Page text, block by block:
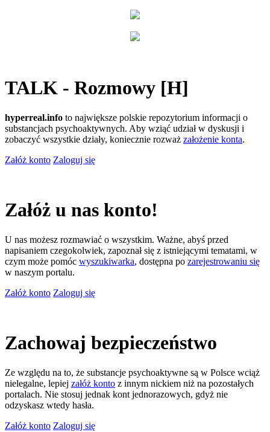
TALK - Rozmowy [H]
hyperreal.info to największe polskie repozytorium informacji o
substancjach psychoaktywnych. Aby wziąć udział w dyskusji i
zobaczyć wszystkie działy, koniecznie rozważ założenie konta.
Załóż konto Zaloguj się
Załóż u nas konto!
U nas możesz rozmawiać o wszystkim. Ważne, abyś przed
napisaniem czegokolwiek, zapoznał się z istniejącymi tematami, w
czym może pomóc wyszukiwarka, dostępna po zarejestrowaniu się
w naszym portalu.
Załóż konto Zaloguj się
Zachowaj bezpieczeństwo
Ze względu na to, że substancje psychoaktywne są w Polsce wciąż
nielegalne, lepiej załóż konto z innym nickiem niż na pozostałych
portalach. Nie stosuj jednak kont jednorazowych, gdyż nie
odzyskasz wtedy hasła.
Załóż konto Zaloguj się